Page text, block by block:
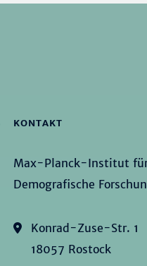
KONTAKT
Max-Planck-Institut
Demografische
Konrad-Zuse-Str. 1
18057 Rostock